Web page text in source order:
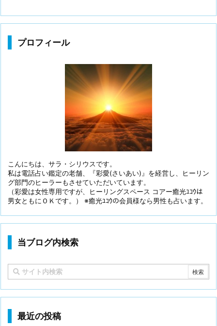
プロフィール
こんにちは、サラ・シリウスです。
私は電話占い鑑定の老舗、『彩愛(さいあい)』を経営し、ヒーリン
グ部門のヒーラーもさせていただいています。
（彩愛は女性専用ですが、ヒーリングスペース コアー癒光ﾕｺｳは
男女ともにＯＫです。） ※癒光ﾕｺｳの会員様なら男性も占います。
当ブログ内検索
最近の投稿